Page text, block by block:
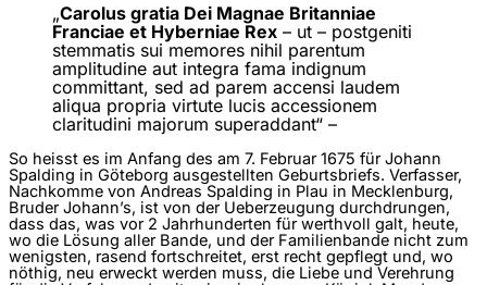
„Carolus gratia Dei Magnae Britanniae
Franciae et Hyberniae Rex – ut – post­geniti
stemmatis sui memores nihil parentum
amplitudine aut integra fama indignum
committant, sed ad parem accensi laudem
aliqua propria virtute lucis accessionem
claritudini majorum superaddant“ ­–
So heisst es im Anfang des am 7. Februar 1675 für Johann
Spalding in Göteborg ausgestellten Geburtsbriefs. Verfasser,
Nachkomme von Andreas Spalding in Plau in Mecklenburg,
Bruder Johann’s, ist von der Ueberzeugung durchdrungen,
dass das, was vor 2 Jahrhunderten für werthvoll galt, heute,
wo die Lösung aller Bande, und der Familienbande nicht zum
wenigsten, rasend fortschreitet, erst recht gepflegt und, wo
nöthig, neu erweckt werden muss, die Liebe und Verehrung